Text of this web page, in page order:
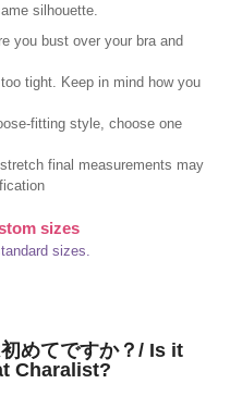
silhouette.
you bust over your bra and
tight. Keep in mind how you
fitting style, choose one
final measurements may
sizes
sizes.
めてですか？/ Is it
Charalist?